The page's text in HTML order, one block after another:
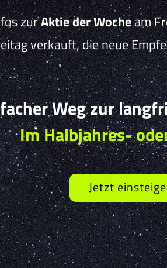
zurAktie der Wocheam
verkauft, die neue
Weg zur
Im Halbjahres-
Jetzt